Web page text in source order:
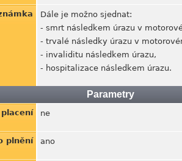
Dále je možno sjednat:
- smrt následkem úrazu v
- trvalé následky úrazu v
- invaliditu následkem úrazu,
- hospitalizace následkem úrazu.
Parametry
ne
plnění ano